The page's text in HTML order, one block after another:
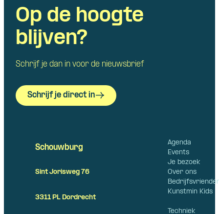
Op de hoogte
blijven?
Schrijf je dan in voor de nieuwsbrief
Schrijf je direct in
Agenda
Events
Je bezoek
Over ons
Kunstmin Kids
Techniek
Schouwburg
Sint Jorisweg 76
3311 PL Dordrecht